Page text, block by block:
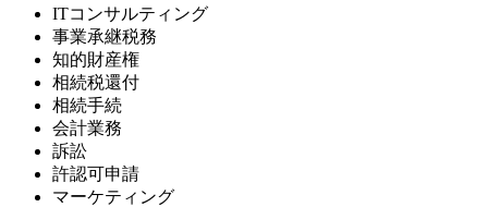
ITコンサルティング
事業承継税務
知的財産権
相続税還付
相続手続
会計業務
訴訟
許認可申請
マーケティング